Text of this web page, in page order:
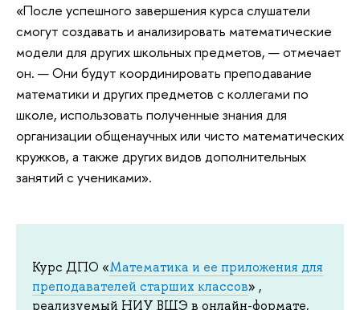
«После успешного завершения курса слушатели
смогут создавать и анализировать математические
модели для других школьных предметов, — отмечает
он. — Они будут координировать преподавание
математики и других предметов с коллегами по
школе, использовать полученные знания для
организации общенаучных или чисто математических
кружков, а также других видов дополнительных
занятий с учениками».
Курс ДПО «Математика и ее приложения для
преподавателей старших классов» ,
реализуемый НИУ ВШЭ в онлайн-формате,